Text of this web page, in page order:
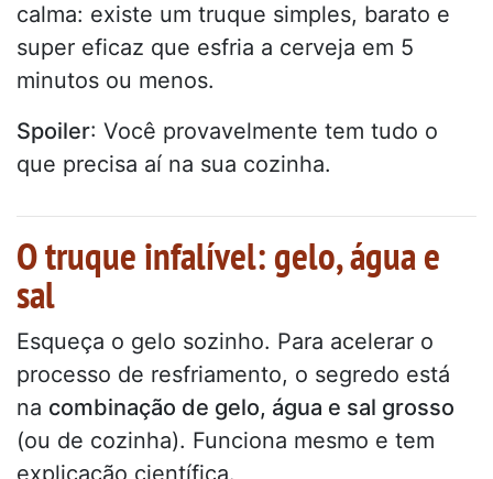
calma: existe um truque simples, barato e
super eficaz que esfria a cerveja em 5
minutos ou menos.
Spoiler: Você provavelmente tem tudo o
que precisa aí na sua cozinha.
O truque infalível: gelo, água e
sal
Esqueça o gelo sozinho. Para acelerar o
processo de resfriamento, o segredo está
na combinação de gelo, água e sal grosso
(ou de cozinha). Funciona mesmo e tem